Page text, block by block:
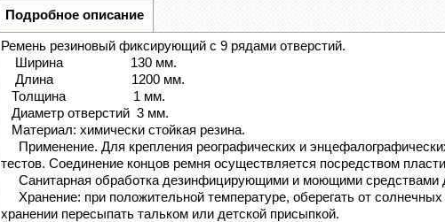
Подробное описание
Ремень резиновый фиксирующий с 9 рядами отверстий.
Ширина 130 мм.
Длина 1200 мм.
Толщина 1 мм.
Диаметр отверстий 3 мм.
Материал: химически стойкая резина.
Применение. Для крепления реографических и
тестов. Соединение концов ремня осуществляется посредством
Санитарная обработка дезинфицирующими и моющими средствами
Хранение: при положительной температуре, оберегать от
хранении пересыпать тальком или детской присыпкой.